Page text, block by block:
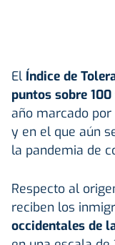
El Índice de
puntos sobre
año marcado
y en el que aún
la pandemia de
Respecto al
reciben los
occidentales de